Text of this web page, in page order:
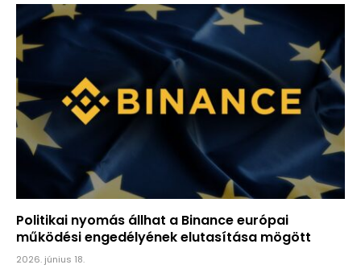
Politikai nyomás állhat a Binance európai
működési engedélyének elutasítása mögött
2026. június 18.